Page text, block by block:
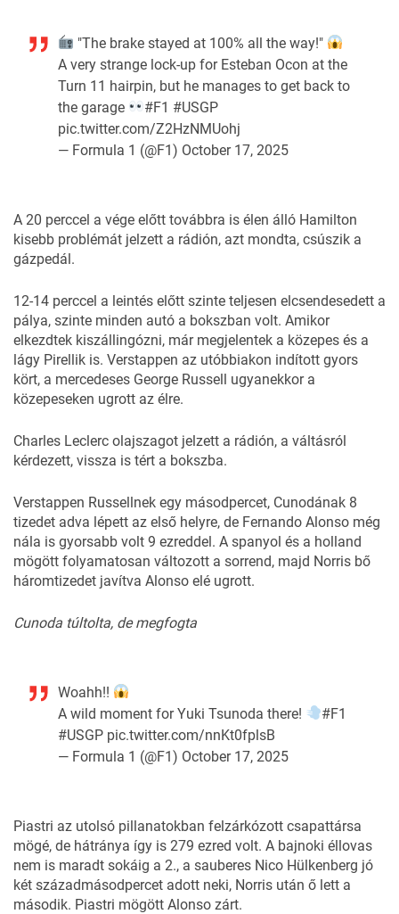
"The brake stayed at 100% all the way!"
A very strange lock-up for Esteban Ocon at the
Turn 11 hairpin, but he manages to get back to
the garage
#F1 #USGP
pic.twitter.com/Z2HzNMUohj
— Formula 1 (@F1) October 17, 2025
A 20 perccel a vége előtt továbbra is élen álló Hamilton
kisebb problémát jelzett a rádión, azt mondta, csúszik a
gázpedál.
12-14 perccel a leintés előtt szinte teljesen elcsendesedett a
pálya, szinte minden autó a bokszban volt. Amikor
elkezdtek kiszállingózni, már megjelentek a közepes és a
lágy Pirellik is. Verstappen az utóbbiakon indított gyors
kört, a mercedeses George Russell ugyanekkor a
közepeseken ugrott az élre.
Charles Leclerc olajszagot jelzett a rádión, a váltásról
kérdezett, vissza is tért a bokszba.
Verstappen Russellnek egy másodpercet, Cunodának 8
tizedet adva lépett az első helyre, de Fernando Alonso még
nála is gyorsabb volt 9 ezreddel. A spanyol és a holland
mögött folyamatosan változott a sorrend, majd Norris bő
háromtizedet javítva Alonso elé ugrott.
Cunoda túltolta, de megfogta
Woahh!!
A wild moment for Yuki Tsunoda there!
#F1
#USGP pic.twitter.com/nnKt0fplsB
— Formula 1 (@F1) October 17, 2025
Piastri az utolsó pillanatokban felzárkózott csapattársa
mögé, de hátránya így is 279 ezred volt. A bajnoki éllovas
nem is maradt sokáig a 2., a sauberes Nico Hülkenberg jó
két századmásodpercet adott neki, Norris után ő lett a
második. Piastri mögött Alonso zárt.